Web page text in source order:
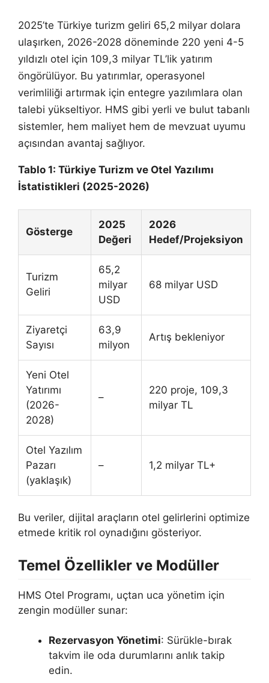
2025’te Türkiye turizm geliri 65,2 milyar dolara
ulaşırken, 2026-2028 döneminde 220 yeni 4-5
yıldızlı otel için 109,3 milyar TL’lik yatırım
öngörülüyor. Bu yatırımlar, operasyonel
verimliliği artırmak için entegre yazılımlara olan
talebi yükseltiyor. HMS gibi yerli ve bulut tabanlı
sistemler, hem maliyet hem de mevzuat uyumu
açısından avantaj sağlıyor.
Tablo 1: Türkiye Turizm ve Otel Yazılımı
İstatistikleri (2025-2026)
Gösterge
2025
Değeri
2026
Hedef/Projeksiyon
Turizm
Geliri
65,2
milyar
USD
68 milyar USD
Ziyaretçi
Sayısı
63,9
milyon
Artış bekleniyor
Yeni Otel
Yatırımı
(2026-
2028)
–
220 proje, 109,3
milyar TL
Otel Yazılım
Pazarı
(yaklaşık)
– 1,2 milyar TL+
Bu veriler, dijital araçların otel gelirlerini optimize
etmede kritik rol oynadığını gösteriyor.
Temel Özellikler ve Modüller
HMS Otel Programı, uçtan uca yönetim için
zengin modüller sunar:
Rezervasyon Yönetimi: Sürükle-bırak
takvim ile oda durumlarını anlık takip
edin.